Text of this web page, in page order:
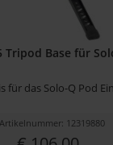
Tripod Base für
für das Solo-Q Pod
Artikelnummer: 12319880